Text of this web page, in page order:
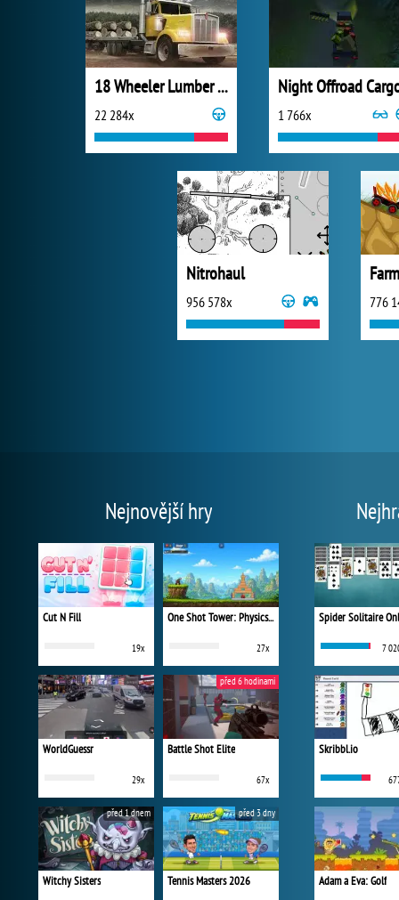
18 Wheeler Lumber Cargo
22 284x
Night Offroad
1 766x
Nitrohaul
956 578x 776
Nejnovější hry
Cut N Fill
19x
One Shot Tower: Physics Destroyer
27x
WorldGuessr
29x
Battle Shot Elite
67x
před 6 hodinami
Witchy Sisters
před 1 dnem
Tennis Masters 2026
před 3 dny
Spider Solitaire
7
Skribbl.io
Adam a Eva: Golf